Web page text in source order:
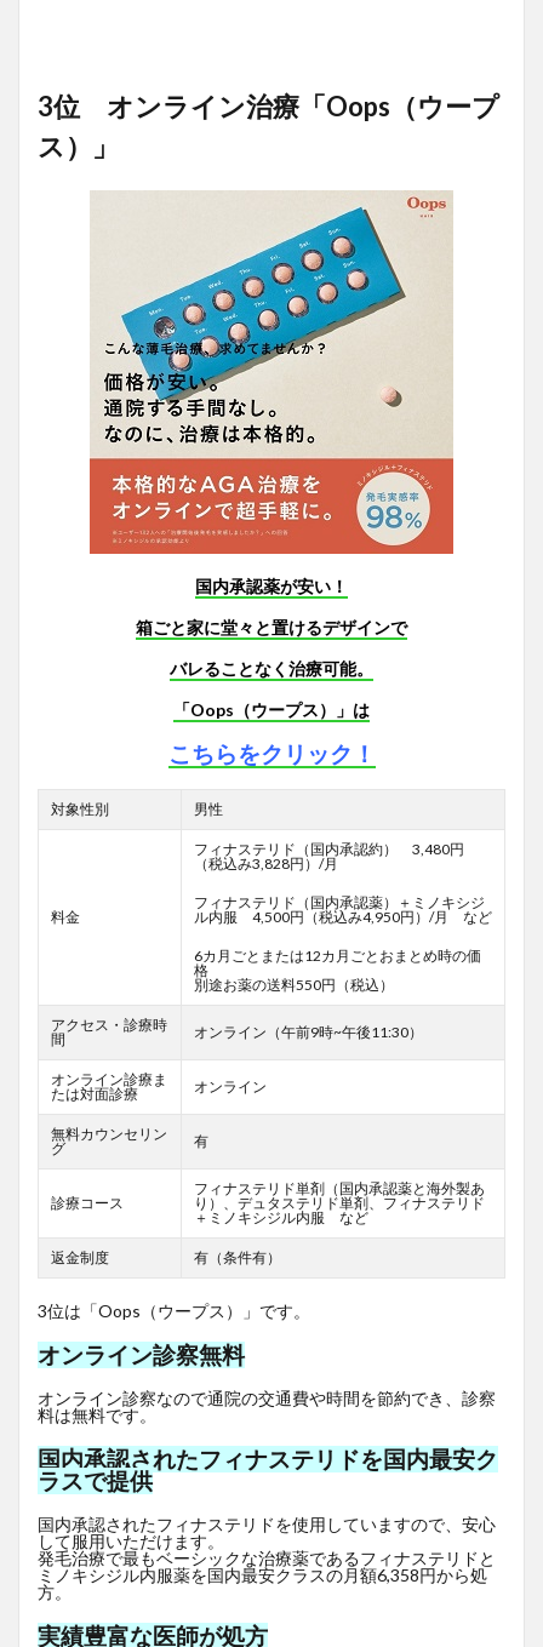
3位 オンライン治療「Oops（ウープ
ス）」
国内承認薬が安い！
箱ごと家に堂々と置けるデザインで
バレることなく治療可能。
「Oops（ウープス）」は
こちらをクリック！
対象性別 男性
料金
フィナステリド（国内承認約） 3,480円
（税込み3,828円）/月
フィナステリド（国内承認薬）＋ミノキシジ
ル内服 4,500円（税込み4,950円）/月 など
6カ月ごとまたは12カ月ごとおまとめ時の価
格
別途お薬の送料550円（税込）
アクセス・診療時
間
オンライン（午前9時~午後11:30）
オンライン診療ま
たは対面診療
オンライン
無料カウンセリン
グ
有
診療コース
フィナステリド単剤（国内承認薬と海外製あ
り）、デュタステリド単剤、フィナステリド
＋ミノキシジル内服 など
返金制度 有（条件有）
3位は「Oops（ウープス）」です。
オンライン診察無料
オンライン診察なので通院の交通費や時間を節約でき、診察
料は無料です。
国内承認されたフィナステリドを国内最安ク
ラスで提供
国内承認されたフィナステリドを使用していますので、安心
して服用いただけます。
発毛治療で最もベーシックな治療薬であるフィナステリドと
ミノキシジル内服薬を国内最安クラスの月額6,358円から処
方。
実績豊富な医師が処方